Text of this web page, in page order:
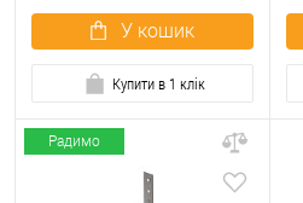
У кошик
Купити в 1 клік
Радимо